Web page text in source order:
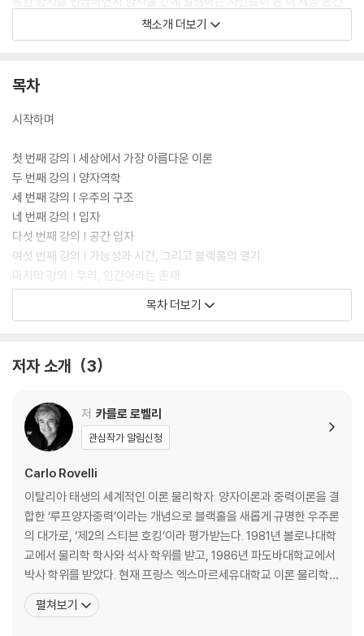
이고 그 자체가 시간의 원천이라 비유한다거나, 블랙홀의 열이 세 가지 언
어(양자, 중력, 열역학)로 쓰인 로제타스톤과 같아 그 정체를 알려면 미래
내용들을 일상 언어로 쉽게 풀어주고 있는 것이다.
책소개 더보기
목차
시작하며
첫 번째 강의 | 세상에서 가장 아름다운 이론
두 번째 강의 | 양자역학
세 번째 강의 | 우주의 구조
네 번째 강의 | 입자
다섯 번째 강의 | 공간 입자
여섯 번째 강의 | 가능성과 시간, 그리고 블랙홀의 열기
마지막 강의 | 우리, 인간이라는 존재
목차 더보기
저자 소개 3
저 카를로 로벨리
관심작가 알림신청
Carlo Rovelli
이탈리아 태생의 세계적인 이론 물리학자. 양자이론과 중력이론을 결
합한 ‘루프양자중력’이라는 개념으로 블랙홀을 새롭게 규명한 우주론
의 대가로, ‘제2의 스티븐 호킹’이라 평가받는다. 1981년 볼로냐대학
교에서 물리학 학사와 석사 학위를 받고, 1986년 파도바대학교에서
박사 학위를 받았다. 현재 프랑스 엑스마르세유대학교 이론 물리학센
터 교수이자 프랑스 대학연구협회 회원으로 활동하고 있다. 지은 책
으로는 『모든 순간의 물리학 Sette brevi lezioni di fisica』, 『보이
펼쳐보기